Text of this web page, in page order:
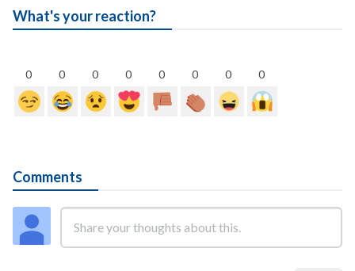
What's your reaction?
0 0 0 0 0 0 0 0
Comments